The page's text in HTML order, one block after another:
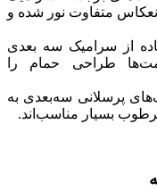
متفاوت نور شده و
از سرامیک سه بعدی
طراحی حمام را
پرسلانی سه‌بعدی به
بسیار مناسب‌اند.